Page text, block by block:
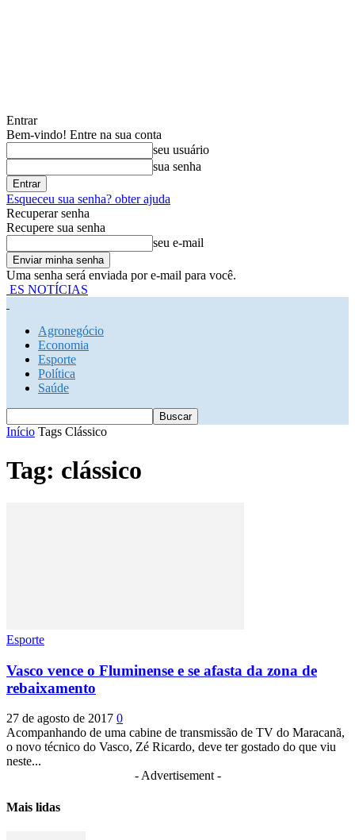
Entrar
Bem-vindo! Entre na sua conta
seu usuário
sua senha
Esqueceu sua senha? obter ajuda
Recuperar senha
Recupere sua senha
seu e-mail
Uma senha será enviada por e-mail para você.
ES NOTÍCIAS
Agronegócio
Economia
Esporte
Política
Saúde
Início Tags Clássico
Tag: clássico
Esporte
Vasco vence o Fluminense e se afasta da zona de
rebaixamento
27 de agosto de 2017 0
Acompanhando de uma cabine de transmissão de TV do Maracanã,
o novo técnico do Vasco, Zé Ricardo, deve ter gostado do que viu
neste...
- Advertisement -
Mais lidas